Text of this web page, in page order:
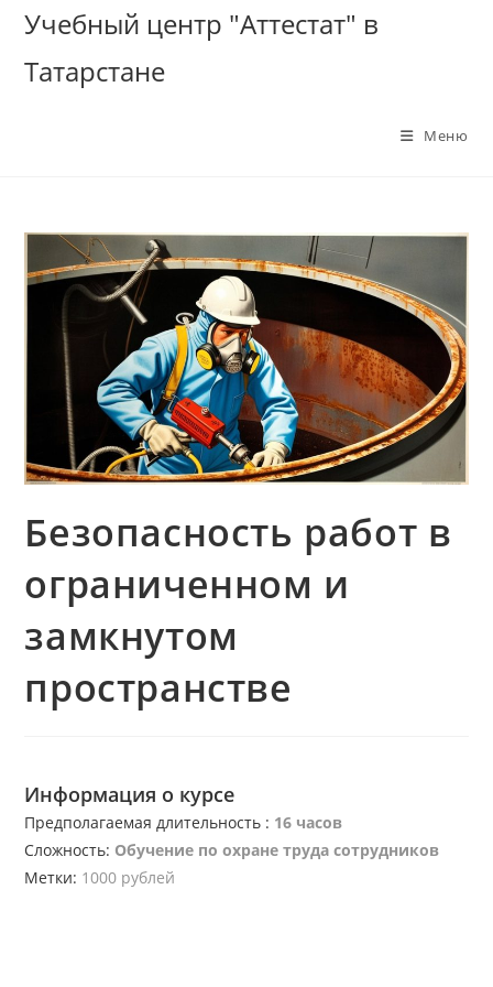
Перейти
содержимому
Учебный центр "Аттестат" в
Татарстане
Меню
Безопасность работ в
ограниченном и
замкнутом
пространстве
Информация о курсе
Предполагаемая длительность : 16 часов
Сложность: Обучение по охране труда сотрудников
Метки: 1000 рублей